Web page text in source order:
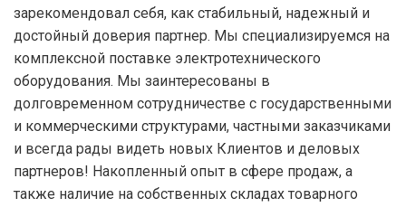
зарекомендовал себя, как стабильный, надежный и
достойный доверия партнер. Мы специализируемся на
комплексной поставке электротехнического
оборудования. Мы заинтересованы в
долговременном сотрудничестве с государственными
и коммерческими структурами, частными заказчиками
и всегда рады видеть новых Клиентов и деловых
партнеров! Накопленный опыт в сфере продаж, а
также наличие на собственных складах товарного